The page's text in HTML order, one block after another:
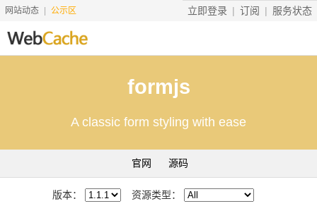
网站动态 公示区 立即登录 订阅 服务状态
formjs
A classic form styling with ease
官网 源码
版本： 资源类型：